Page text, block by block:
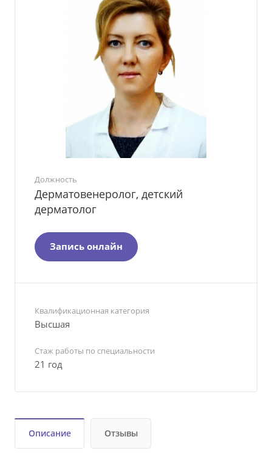
Должность
Дерматовенеролог, детский
дерматолог
Запись онлайн
Квалификационная категория
Высшая
Стаж работы по специальности
21 год
Описание Отзывы